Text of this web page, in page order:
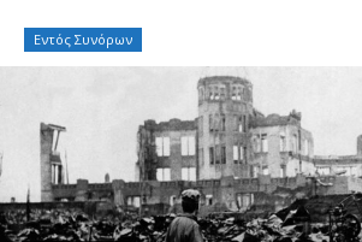
Εντός Συνόρων